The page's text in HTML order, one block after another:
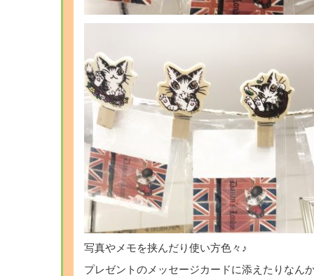
写真やメモを挟んだり使い方色々♪
プレゼントのメッセージカードに添えたりなん